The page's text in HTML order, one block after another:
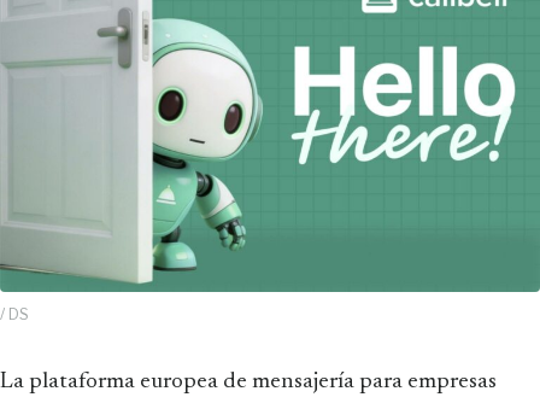
/ DS
La plataforma europea de mensajería para empresas